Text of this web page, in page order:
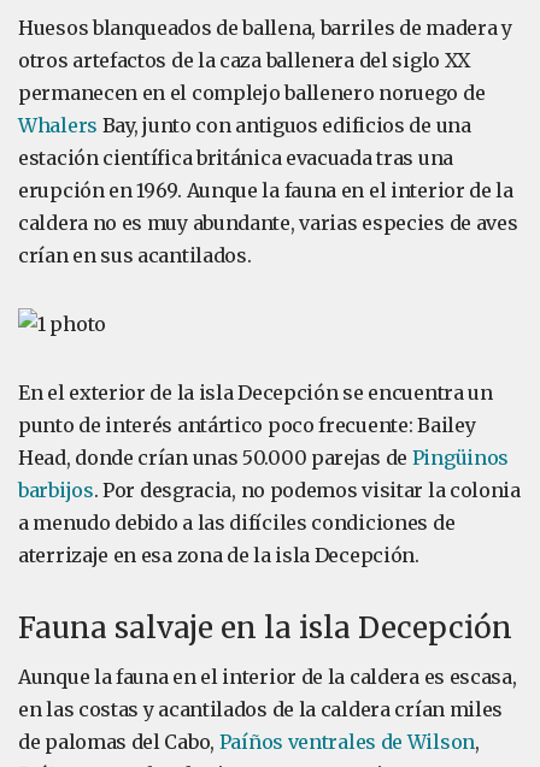
Huesos blanqueados de ballena, barriles de madera y
otros artefactos de la caza ballenera del siglo XX
permanecen en el complejo ballenero noruego de
Whalers Bay, junto con antiguos edificios de una
estación científica británica evacuada tras una
erupción en 1969. Aunque la fauna en el interior de la
caldera no es muy abundante, varias especies de aves
crían en sus acantilados.
En el exterior de la isla Decepción se encuentra un
punto de interés antártico poco frecuente: Bailey
Head, donde crían unas 50.000 parejas de Pingüinos
barbijos. Por desgracia, no podemos visitar la colonia
a menudo debido a las difíciles condiciones de
aterrizaje en esa zona de la isla Decepción.
Fauna salvaje en la isla Decepción
Aunque la fauna en el interior de la caldera es escasa,
en las costas y acantilados de la caldera crían miles
de palomas del Cabo, Paíños ventrales de Wilson,